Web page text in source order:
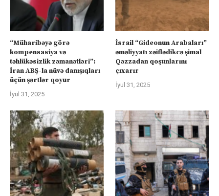
“Müharibəyə görə
kompensasiya və
təhlükəsizlik zəmanətləri”:
İran ABŞ-la nüvə danışıqları
üçün şərtlər qoyur
İyul 31, 2025
İsrail “Gideonun Arabaları”
əməliyyatı zəiflədikcə şimal
Qəzzadan qoşunlarını
çıxarır
İyul 31, 2025